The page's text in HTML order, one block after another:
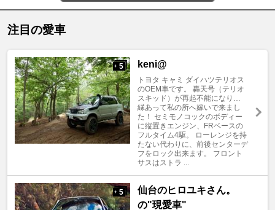
注目の愛車
+ 5 keni@
トヨタ キャミ ダイハツテリオス
のOEM車です。 轟天号（テリオ
スキッド）が再起不能になり…
縁あって私の所へ嫁いで来まし
た！ セミモノコックのボディー
に縦置きエンジン、FRベースの
フルタイム4駆。 ローレンジを持
たない代わりに、前後センターデ
フをロック出来ます。 フロント
サスはストラ ...
+ 5
仙台のヒロユキさん。
の"現愛車"